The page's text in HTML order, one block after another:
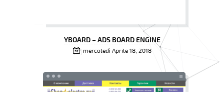
YBOARD – ADS BOARD ENGINE
mercoledì Aprile 18, 2018